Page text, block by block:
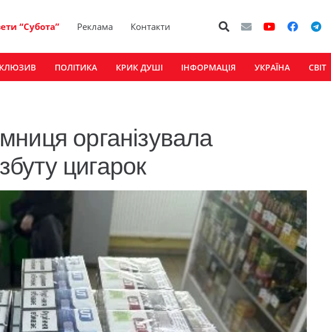
“Субота” Реклама Контакти
ПОЛІТИКА КРИК ДУШІ ІНФОРМАЦІЯ УКРАЇНА СВІТ
організувала
цигарок